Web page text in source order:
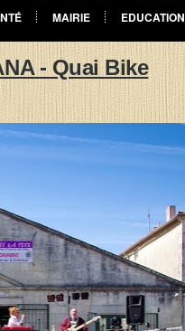
MAIRIE EDUCATION
- Quai Bike